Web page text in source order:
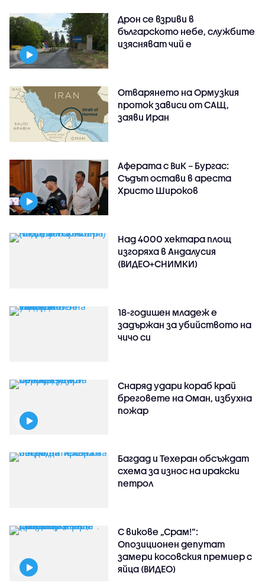
Дрон се взриви в
българското небе, службите
изясняват чий е
Отварянето на Ормузкия
проток зависи от САЩ,
заяви Иран
Аферата с ВиК – Бургас:
Съдът остави в ареста
Христо Широков
Над 4000 хектара площ
изгоряха в Андалусия
(ВИДЕО+СНИМКИ)
18-годишен младеж е
задържан за убийството на
чичо си
Снаряд удари кораб край
бреговете на Оман, избухна
пожар
Багдад и Техеран обсъждат
схема за износ на иракски
петрол
С викове „Срам!“:
Опозиционен депутат
замери косовския премиер с
яйца (ВИДЕО)